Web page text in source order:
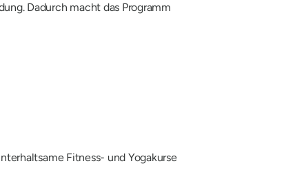
Dadurch macht das Programm
Fitness- und Yogakurse